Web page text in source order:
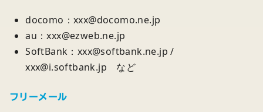
docomo：xxx@docomo.ne.jp
au：xxx@ezweb.ne.jp
SoftBank：xxx@softbank.ne.jp /
xxx@i.softbank.jp など
フリーメール